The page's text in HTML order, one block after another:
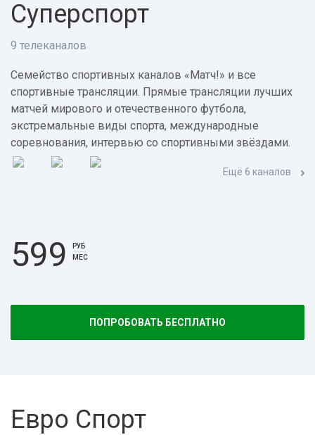
Суперспорт
9 телеканалов
Семейство спортивных каналов «Матч!» и все
спортивные трансляции. Прямые трансляции лучших
матчей мирового и отечественного футбола,
экстремальные виды спорта, международные
соревнования, интервью со спортивными звёздами.
Ещё 6 каналов
599
РУБ
МЕС
ПОПРОБОВАТЬ БЕСПЛАТНО
Евро Спорт